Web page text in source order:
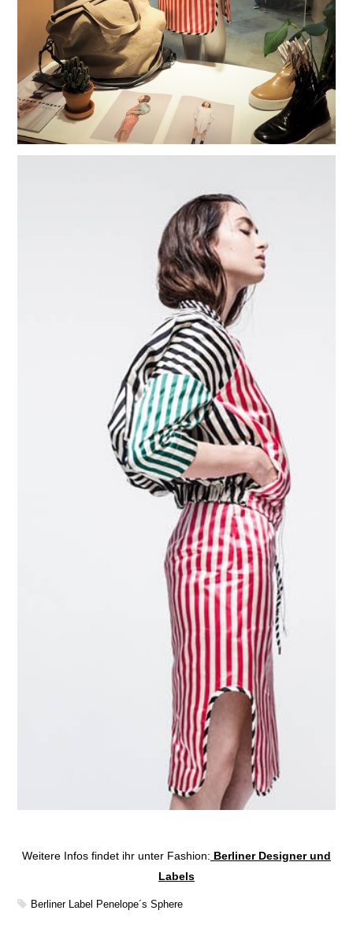
Weitere Infos findet ihr unter Fashion: Berliner Designer und
Labels
Berliner Label Penelope´s Sphere